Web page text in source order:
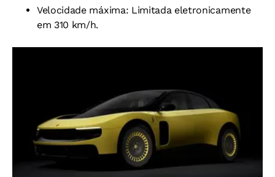
Velocidade máxima: Limitada eletronicamente
em 310 km/h.